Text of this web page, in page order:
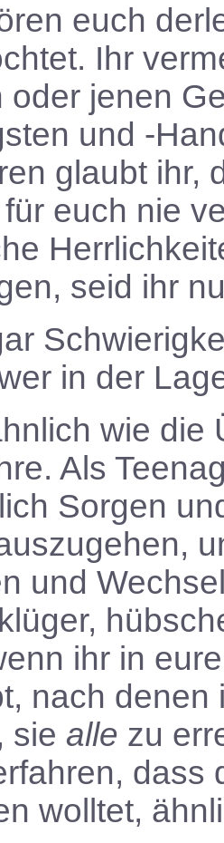
euch
Ihr
oder jenen
und -
glaubt ihr,
euch nie
seid ihr
in der
wie die
Als
Sorgen
und
ihr in
nach
sie alle zu
dass
wolltet,